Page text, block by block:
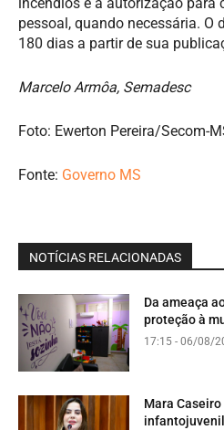
pessoal, quando necessária. O
180 dias a partir de sua
Marcelo Armôa, Semadesc
Foto: Ewerton Pereira/Secom-
Fonte: Governo MS
NOTÍCIAS RELACIONADAS
Da ameaça
proteção à
17:15 - 06/08/
Mara